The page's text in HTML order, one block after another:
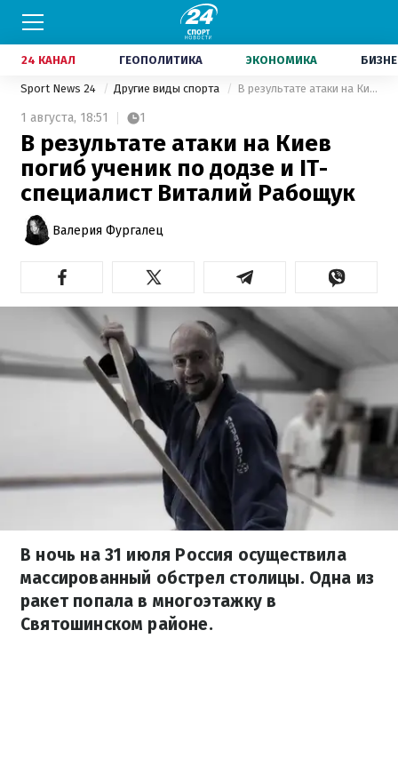
24 КАНАЛ ГЕОПОЛИТИКА ЭКОНОМИКА
Sport News 24 Другие виды спорта В результате атаки на Киев погиб ученик по додзе и IT-специалист Виталий Рабощук
1 августа, 18:51 1
В результате атаки на Киев
погиб ученик по додзе и IT-
специалист Виталий Рабощук
Валерия Фургалец
В ночь на 31 июля Россия осуществила
массированный обстрел столицы. Одна из
ракет попала в многоэтажку в
Святошинском районе.